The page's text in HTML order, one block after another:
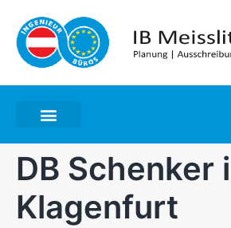
DB Schenker
Klagenfurt